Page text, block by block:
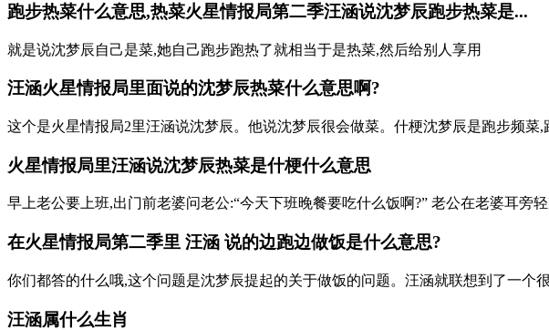
跑步热菜什么意思,热菜火星情报局第二季汪涵说沈梦辰跑步热菜是...
就是说沈梦辰自己是菜,她自己跑步跑热了就相当于是热菜,然后给别人享用
汪涵火星情报局里面说的沈梦辰热菜什么意思啊?
这个是火星情报局2里汪涵说沈梦辰。他说沈梦辰很会做菜。什梗沈梦辰是跑步频
火星情报局里汪涵说沈梦辰热菜是什梗什么意思
早上老公要上班,出门前老婆问老公:“今天下班晚餐要吃什么饭啊?” 老公在老婆耳旁
在火星情报局第二季里 汪涵 说的边跑边做饭是什么意思?
你们都答的什么哦,这个问题是沈梦辰提起的关于做饭的问题。汪涵就联想到了一
汪涵属什么生肖